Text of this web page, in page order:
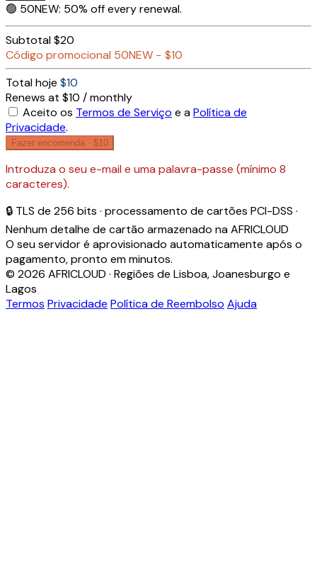
🟢 50NEW: 50% off every renewal.
Subtotal$20
Código promocional 50NEW − $10
Total hoje $10
Renews at $10 / monthly
Aceito os Termos de Serviço e aPolítica de
Privacidade.
Fazer encomenda · $10
Introduza o seu e-mail e uma palavra-passe (mínimo 8
caracteres).
🔒 TLS de 256 bits · processamento de cartões PCI-DSS ·
Nenhum detalhe de cartão armazenado na AFRICLOUD
O seu servidor é aprovisionado automaticamente após o
pagamento, pronto em minutos.
© 2026 AFRICLOUD · Regiões de Lisboa, Joanesburgo e
Lagos
Termos Privacidade Política de Reembolso Ajuda